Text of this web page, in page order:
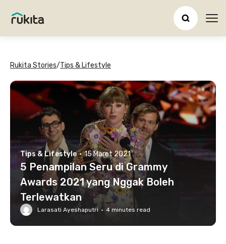
Rukita Stories/Tips & Lifestyle
Tips & Lifestyle · 15 Maret 2021
5 Penampilan Seru di Grammy
Awards 2021 yang Nggak Boleh
Terlewatkan
Larasati Ayeshaputri · 4 minutes read